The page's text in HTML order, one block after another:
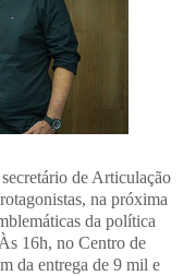
de Articulação
na próxima
da política
16h, no Centro de
da entrega de 9 mil e